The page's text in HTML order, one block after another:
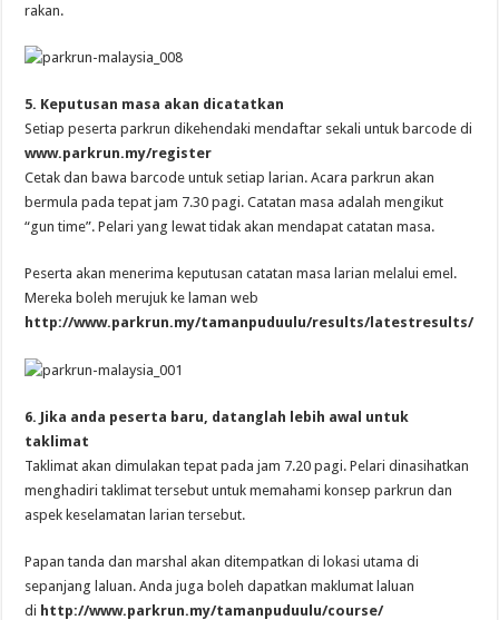
rakan.
5. Keputusan masa akan dicatatkan
Setiap peserta parkrun dikehendaki mendaftar sekali untuk barcode di
www.parkrun.my/register
Cetak dan bawa barcode untuk setiap larian. Acara parkrun akan
bermula pada tepat jam 7.30 pagi. Catatan masa adalah mengikut
“gun time”. Pelari yang lewat tidak akan mendapat catatan masa.
Peserta akan menerima keputusan catatan masa larian melalui emel.
Mereka boleh merujuk ke laman web
http://www.parkrun.my/tamanpuduulu/results/latestresults/
6. Jika anda peserta baru, datanglah lebih awal untuk
taklimat
Taklimat akan dimulakan tepat pada jam 7.20 pagi. Pelari dinasihatkan
menghadiri taklimat tersebut untuk memahami konsep parkrun dan
aspek keselamatan larian tersebut.
Papan tanda dan marshal akan ditempatkan di lokasi utama di
sepanjang laluan. Anda juga boleh dapatkan maklumat laluan
di http://www.parkrun.my/tamanpuduulu/course/